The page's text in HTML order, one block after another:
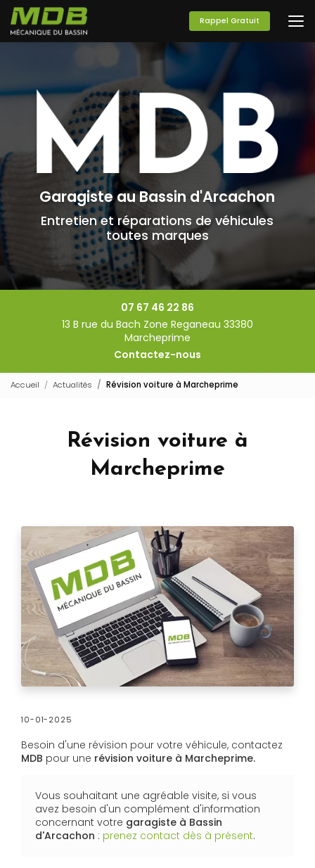
Aller
au
contenu
principal
Rappel Gratuit
Garagiste au Bassin d'Arcachon
Entretien et réparations de véhicules
toutes marques
07 67 46 22 86
13 B rue du Bach Zone Reganeau 33380
Marcheprime
Contactez-nous
Accueil Actualités Révision voiture à Marcheprime
Révision voiture à
Marcheprime
10-01-2025
Besoin d'une révision pour votre véhicule, contactez
MDB pour une révision voiture à Marcheprime.
Vous souhaitant une agréable visite, si vous
avez besoin d'un complément d'information
concernant votre garagiste à Bassin
d'Arcachon : prenez contact dès à présent.